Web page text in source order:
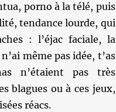
porno à la télé, puis
tendance lourde, qui
: l’éjac faciale, la
même pas idée, t’as
n’étaient pas très
blagues ou à ces jeux,
réacs.